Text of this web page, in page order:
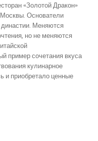
«Золотой Дракон»
Основатели
Меняются
но не меняются
пример сочетания вкуса
кулинарное
и приобретало ценные